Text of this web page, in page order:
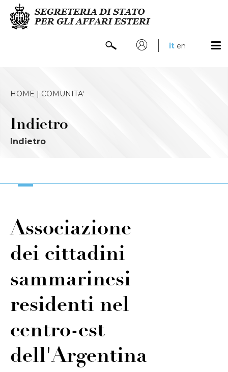
it en
HOME | COMUNITA'
Indietro
Indietro
Associazione
dei cittadini
sammarinesi
residenti nel
centro-est
dell'Argentina